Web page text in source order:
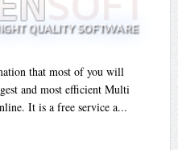
that most of you will
and most efficient Multi
It is a free service a...